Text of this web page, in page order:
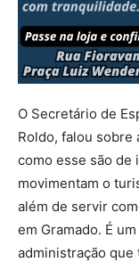
O Secretário de
Roldo, falou sobre
como esse são de
movimentam o
além de servir
em Gramado. É
administração